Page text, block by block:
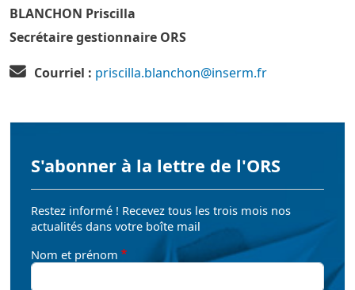
BLANCHON Priscilla
Secrétaire gestionnaire ORS
Courriel : priscilla.blanchon@inserm.fr
S'abonner à la lettre de l'ORS
Restez informé ! Recevez tous les trois mois nos
actualités dans votre boîte mail
Nom et prénom